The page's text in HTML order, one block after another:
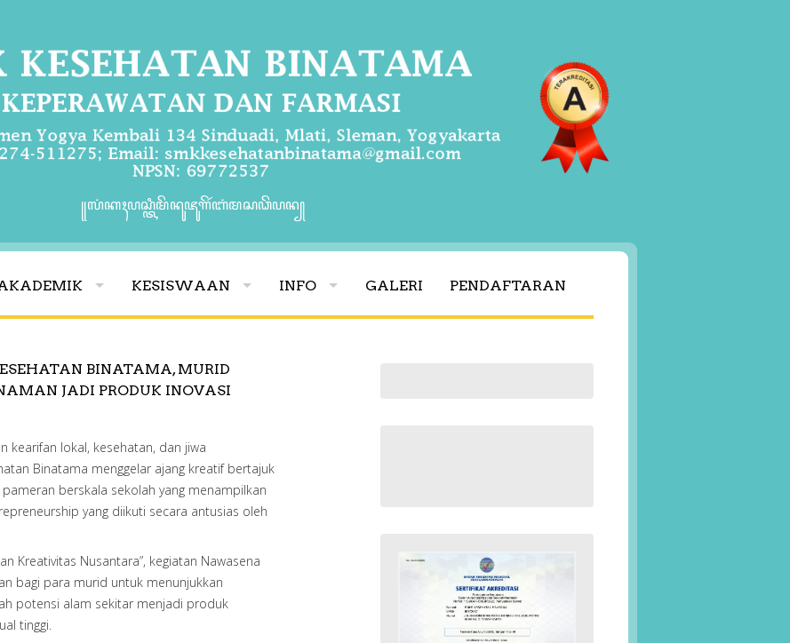
꧋ꦭꦁꦏꦃꦥꦱ꧀ꦠꦶꦩꦼꦤꦸꦗꦸꦒꦼꦂꦧꦁꦩꦱꦣꦼꦥꦤ꧀
KESISWAAN INFO GALERI PENDAFTARAN
BINATAMA, MURID
JADI PRODUK INOVASI
kearifan lokal, kesehatan, dan jiwa
Binatama menggelar ajang kreatif bertajuk
pameran berskala sekolah yang menampilkan
yang diikuti secara antusias oleh
Kreativitas Nusantara”, kegiatan Nawasena
bagi para murid untuk menunjukkan
potensi alam sekitar menjadi produk
tinggi.